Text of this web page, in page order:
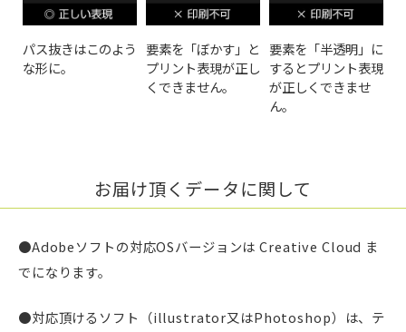
パス抜きはこのよう
な形に。
要素を「ぼかす」と
プリント表現が正し
くできません。
要素を「半透明」に
するとプリント表現
が正しくできませ
ん。
お届け頂くデータに関して
●Adobeソフトの対応OSバージョンは Creative Cloud ま
でになります。
●対応頂けるソフト（illustrator又はPhotoshop）は、テ